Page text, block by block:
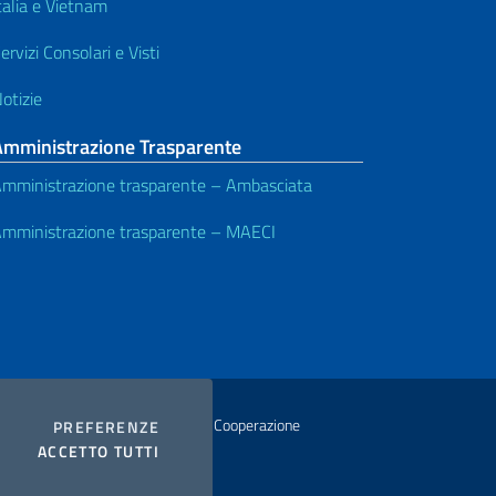
PREFERENZE COOKIES
ACCETTO TUTTI
e Vietnam
Consolari e Visti
Trasparente
trasparente – Ambasciata
trasparente – MAECI
degli Affari Esteri e della Cooperazione